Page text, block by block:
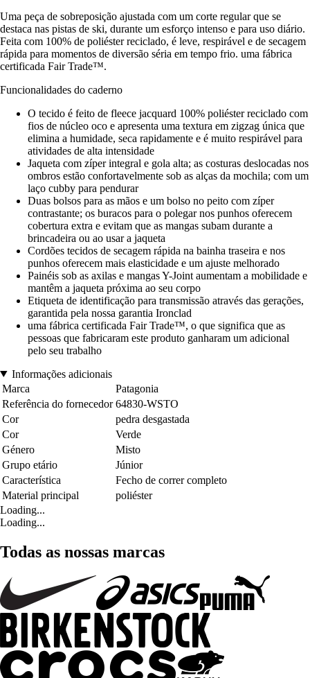
Uma peça de sobreposição ajustada com um corte regular que se
destaca nas pistas de ski, durante um esforço intenso e para uso diário.
Feita com 100% de poliéster reciclado, é leve, respirável e de secagem
rápida para momentos de diversão séria em tempo frio. uma fábrica
certificada Fair Trade™.
Funcionalidades do caderno
O tecido é feito de fleece jacquard 100% poliéster reciclado com
fios de núcleo oco e apresenta uma textura em zigzag única que
elimina a humidade, seca rapidamente e é muito respirável para
atividades de alta intensidade
Jaqueta com zíper integral e gola alta; as costuras deslocadas nos
ombros estão confortavelmente sob as alças da mochila; com um
laço cubby para pendurar
Duas bolsos para as mãos e um bolso no peito com zíper
contrastante; os buracos para o polegar nos punhos oferecem
cobertura extra e evitam que as mangas subam durante a
brincadeira ou ao usar a jaqueta
Cordões tecidos de secagem rápida na bainha traseira e nos
punhos oferecem mais elasticidade e um ajuste melhorado
Painéis sob as axilas e mangas Y-Joint aumentam a mobilidade e
mantêm a jaqueta próxima ao seu corpo
Etiqueta de identificação para transmissão através das gerações,
garantida pela nossa garantia Ironclad
uma fábrica certificada Fair Trade™, o que significa que as
pessoas que fabricaram este produto ganharam um adicional
pelo seu trabalho
Informações adicionais
Marca
Patagonia
Referência do fornecedor 64830-WSTO
Cor
pedra desgastada
Cor
Verde
Género
Misto
Grupo etário
Júnior
Característica
Fecho de correr completo
Material principal
poliéster
Loading...
Loading...
Todas as nossas marcas